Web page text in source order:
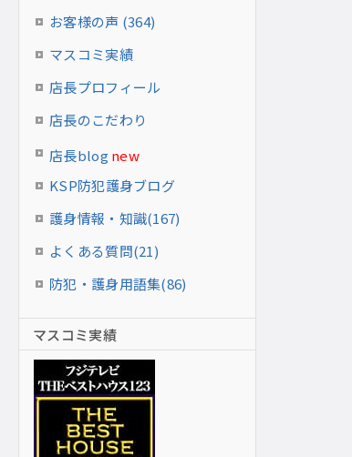
お客様の声 (364)
マスコミ実績
店長プロフィール
店長のこだわり
店長blog new
KSP防犯護身ブログ
護身情報・知識(167)
よくある質問(21)
防犯・護身用語集(86)
マスコミ実績